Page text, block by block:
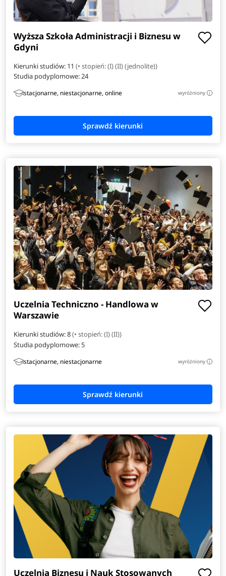
Pedagogika przedszkolna i wczesnoszkolna
Telekomunikacja
Weterynaria
Wzornictwo
Zarządzanie i prawo w biznesie
Wyższa Szkoła Administracji i Biznesu w
Gdyni
Kierunki studiów: 11(• stopień: (I) (II) (jednolite))
Studia podyplomowe:24
stacjonarne, niestacjonarne, online wyróżniony i
Uczelnia Techniczno - Handlowa w
Warszawie
Kierunki studiów: 8(• stopień: (I) (II))
Studia podyplomowe:5
stacjonarne, niestacjonarne wyróżniony i
Uczelnia Biznesu i Nauk Stosowanych